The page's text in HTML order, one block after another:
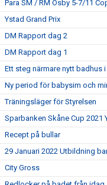
Para SM / RM Osby 5-7/11
Ystad Grand Prix
DM Rapport dag 2
DM Rapport dag 1
Ett steg närmare nytt badhus
Ny period för babysim och
Träningsläger för Styrelsen
Sparbanken Skåne Cup 2021
Recept på bullar
29 Januari 2022 Utbildning
City Gross